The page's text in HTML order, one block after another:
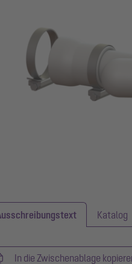
Katalog
In die Zwischenablage